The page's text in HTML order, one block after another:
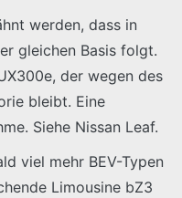
werden, dass in
gleichen Basis folgt.
der wegen des
bleibt. Eine
Siehe Nissan Leaf.
viel mehr BEV-Typen
Limousine bZ3